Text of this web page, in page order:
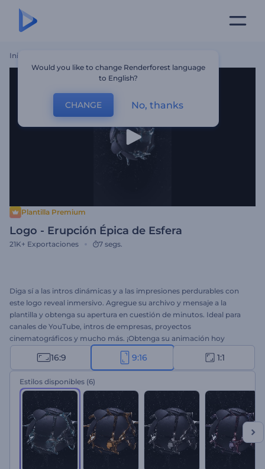
Inicio
Plantilla Premium
Logo - Erupción Épica de Esfera
21K+ Exportaciones 7 segs.
Diga sí a las intros dinámicas y a las impresiones perdurables con
este logo reveal inmersivo. Agregue su archivo y mensaje a la
plantilla y obtenga su apertura en cuestión de minutos. Ideal para
canales de YouTube, intros de empresas, proyectos
cinematográficos y mucho más. ¡Obtenga su animación hoy
16:9 9:16 1:1
Estilos disponibles (6)
Would you like to change Renderforest language
to English?
CHANGE No, thanks